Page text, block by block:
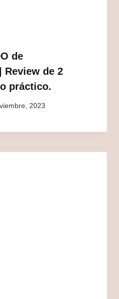
de
Review de 2
práctico.
2023